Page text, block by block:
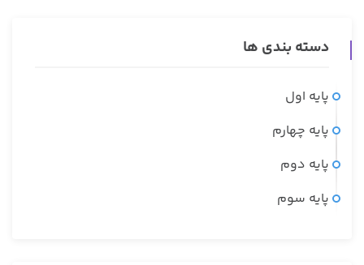
دسته بندی ها
پایه اول
پایه چهارم
پایه دوم
پایه سوم